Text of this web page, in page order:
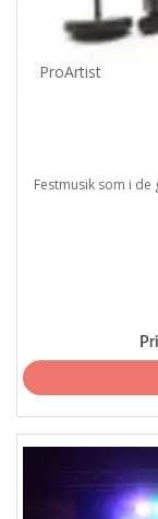
ProArtist
Festmusik som i de